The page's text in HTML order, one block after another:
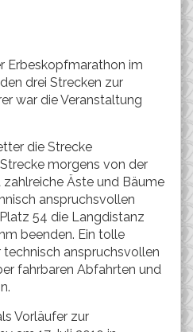
Erbeskopfmarathon im
drei Strecken zur
war die Veranstaltung
die Strecke
morgens von der
Äste und Bäume
anspruchsvollen
54 die Langdistanz
beenden. Ein tolle
anspruchsvollen
fahrbaren Abfahrten und
Vorläufer zur